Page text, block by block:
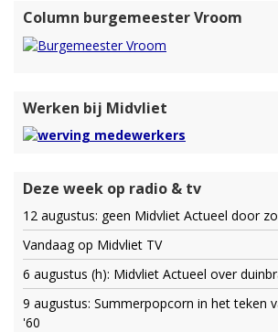
Column burgemeester Vroom
Werken bij Midvliet
Deze week op radio & tv
12 augustus: geen Midvliet Actueel door
Vandaag op Midvliet TV
6 augustus (h): Midvliet Actueel over
9 augustus: Summerpopcorn in het teken
'60